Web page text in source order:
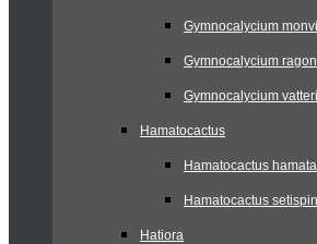
Gymnocalycium
Gymnocalycium
Gymnocalycium vatteri
Hamatocactus
Hamatocactus
Hamatocactus
Hatiora